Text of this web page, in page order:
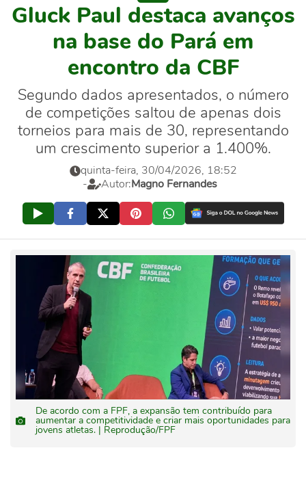
Gluck Paul destaca avanços
na base do Pará em
encontro da CBF
Segundo dados apresentados, o número
de competições saltou de apenas dois
torneios para mais de 30, representando
um crescimento superior a 1.400%.
quinta-feira, 30/04/2026, 18:52
-
Autor:Magno Fernandes
De acordo com a FPF, a expansão tem contribuído para
aumentar a competitividade e criar mais oportunidades para
jovens atletas. | Reprodução/FPF